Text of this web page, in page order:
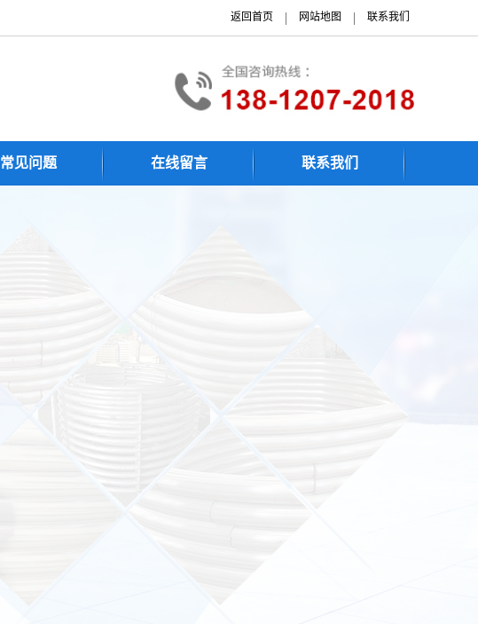
返回首页 | 网站地图 | 联系我们
常见问题 在线留言 联系我们